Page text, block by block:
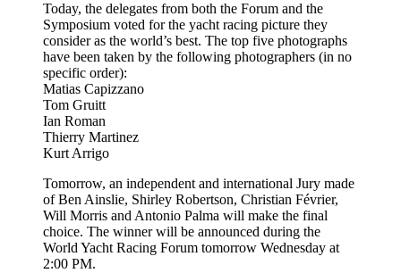
Today, the delegates from both the Forum and the
Symposium voted for the yacht racing picture they
consider as the world’s best. The top five photographs
have been taken by the following photographers (in no
specific order):
Matias Capizzano
Tom Gruitt
Ian Roman
Thierry Martinez
Kurt Arrigo
Tomorrow, an independent and international Jury made
of Ben Ainslie, Shirley Robertson, Christian Février,
Will Morris and Antonio Palma will make the final
choice. The winner will be announced during the
World Yacht Racing Forum tomorrow Wednesday at
2:00 PM.